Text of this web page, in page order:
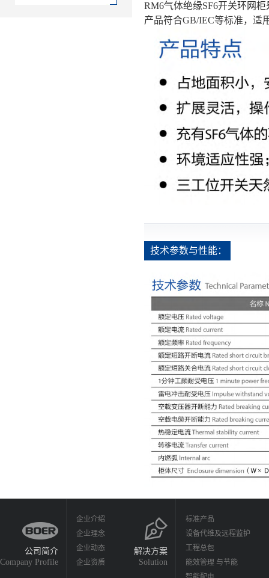
RM6气体绝缘SF6开关环网
产品符合GB/IEC等标准，适
技术参数与性能：
公司简介
Company Profile
企业介绍
企业理念
企业动态
企业资质
解决方案
Solution
标准产品
设备代维及远程监护
工程总包
能效管理 与节能